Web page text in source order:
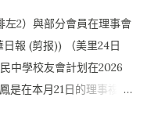
2）與部分會員在理事會
報 (剪报)) （美里24日
中學校友會計划在2026
是在本月21日的理事複選